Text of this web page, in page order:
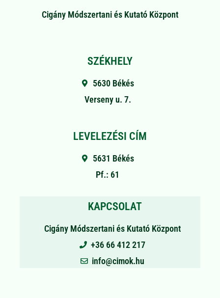
Cigány Módszertani és Kutató Központ
SZÉKHELY
5630 Békés
Verseny u. 7.
LEVELEZÉSI CÍM
5631 Békés
Pf.: 61
KAPCSOLAT
Cigány Módszertani és Kutató Központ
+36 66 412 217
info@cimok.hu